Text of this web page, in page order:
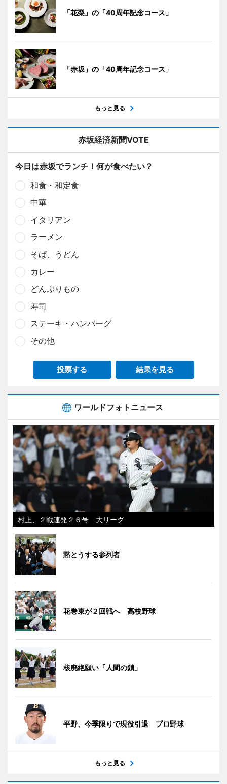
「花梨」の「40周年記念コース」
「赤坂」の「40周年記念コース」
もっと見る
赤坂経済新聞VOTE
今日は赤坂でランチ！何が食べたい？
和食・和定食
中華
イタリアン
ラーメン
そば、うどん
カレー
どんぶりもの
寿司
ステーキ・ハンバーグ
その他
投票する 結果を見る
ワールドフォトニュース
村上、２戦連発２６号 大リーグ
黙とうする参列者
花巻東が２回戦へ 高校野球
核廃絶願い「人間の鎖」
平野、今季限りで現役引退 プロ野球
もっと見る